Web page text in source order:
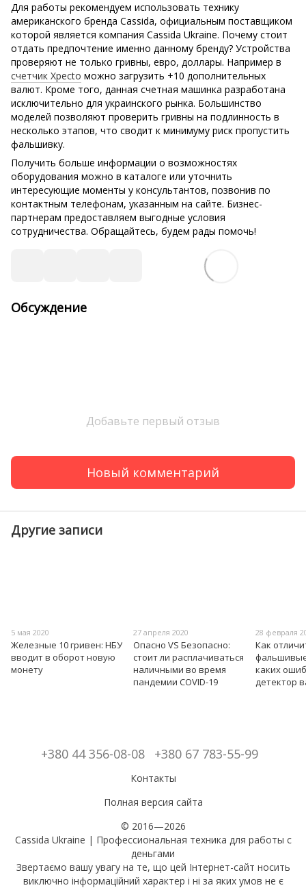
Для работы рекомендуем использовать технику
американского бренда Cassida, официальным поставщиком
которой является компания Cassida Ukraine. Почему стоит
отдать предпочтение именно данному бренду? Устройства
проверяют не только гривны, евро, доллары. Например в
счетчик Xpecto можно загрузить +10 дополнительных
валют. Кроме того, данная счетная машинка разработана
исключительно для украинского рынка. Большинство
моделей позволяют проверить гривны на подлинность в
несколько этапов, что сводит к минимуму риск пропустить
фальшивку.
Получить больше информации о возможностях
оборудования можно в каталоге или уточнить
интересующие моменты у консультантов, позвонив по
контактным телефонам, указанным на сайте. Бизнес-
партнерам предоставляем выгодные условия
сотрудничества. Обращайтесь, будем рады помочь!
Обсуждение
Добавьте первый отзыв
Новый комментарий
Другие записи
5 мая 2020
Железные 10 гривен: НБУ
вводит в оборот новую
монету
27 апреля 2020
Опасно VS Безопасно:
стоит ли расплачиваться
наличными во время
пандемии COVID-19
28 февраля
Как
каких
детектор
+380 44 356-08-08 +380 67 783-55-99
Контакты
Полная версия сайта
© 2016—2026
Cassida Ukraine | Профессиональная техника для работы с
деньгами
Звертаємо вашу увагу на те, що цей Інтернет-сайт носить
виключно інформаційний характер і ні за яких умов не є